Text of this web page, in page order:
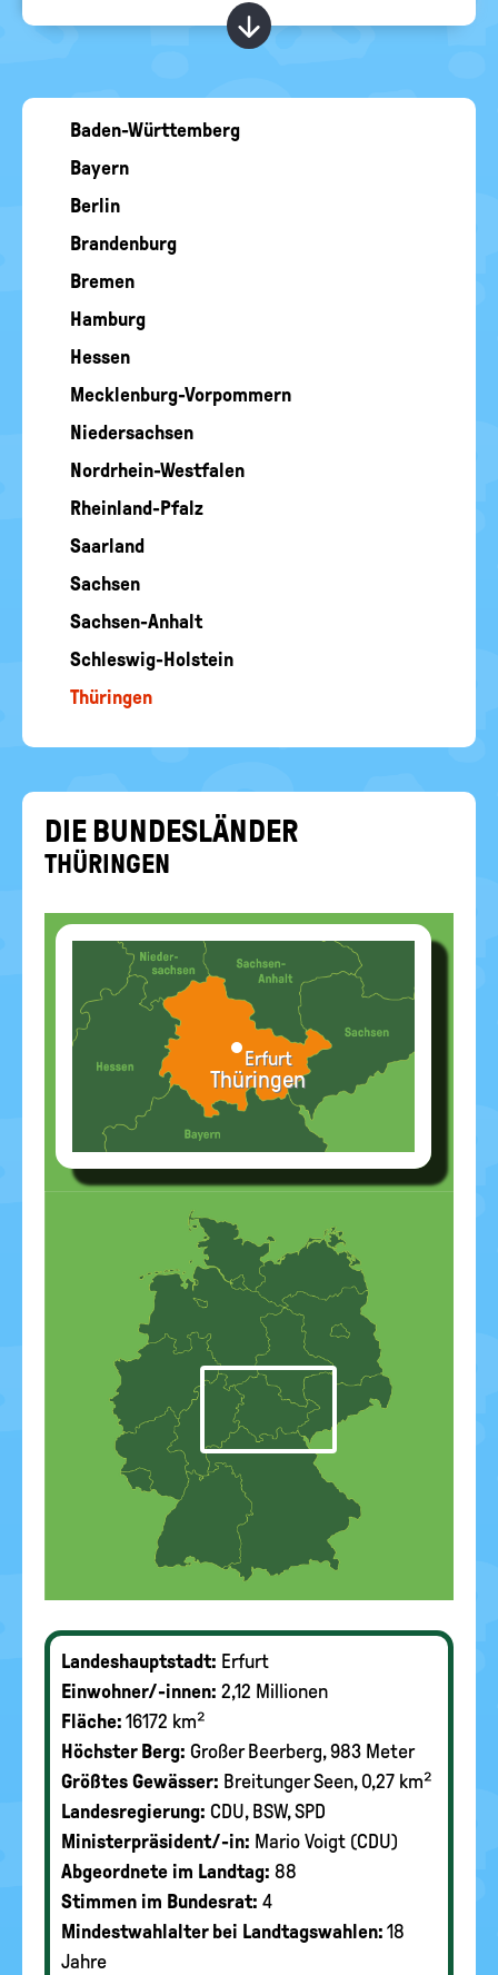
politische
Bildung
Kapitel ein-/
Baden-Württemberg
Bayern
Berlin
Brandenburg
Bremen
Hamburg
Hessen
Mecklenburg-Vorpommern
Niedersachsen
Nordrhein-Westfalen
Rheinland-Pfalz
Saarland
Sachsen
Sachsen-Anhalt
Schleswig-Holstein
Thüringen
DIE BUN­DES­LÄN­DER
THÜ­RIN­GEN
Erfurt
Thüringen
Landeshauptstadt: Erfurt
Einwohner/-innen: 2,12 Millionen
Fläche: 16172 km²
Höchster Berg: Großer Beerberg, 983 Meter
Größtes Gewässer: Breitunger Seen, 0,27 km²
Landesregierung: CDU, BSW, SPD
Ministerpräsident/-in: Mario Voigt (CDU)
Abgeordnete im Landtag: 88
Stimmen im Bundesrat: 4
Mindestwahlalter bei Landtagswahlen: 18
Jahre